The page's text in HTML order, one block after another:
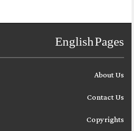
English Pages
About Us
Contact Us
Copyrights